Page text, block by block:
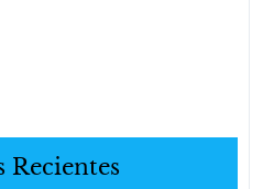
Recientes